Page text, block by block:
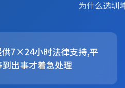
为什么选圳
供7×24小时法律支持,平
出事才着急处理